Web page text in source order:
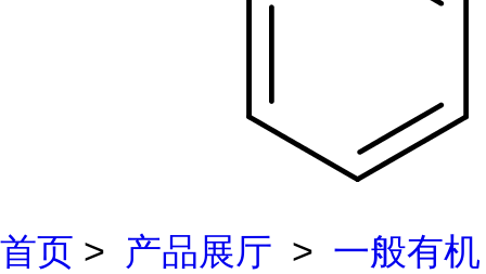
首页 > 产品展厅 > 一般有机